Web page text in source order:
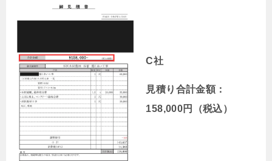
C社
見積り合計金額：
158,000円（税込）